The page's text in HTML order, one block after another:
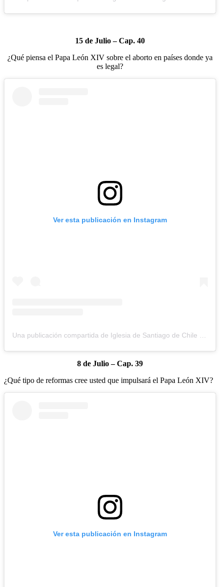
15 de Julio – Cap. 40
¿Qué piensa el Papa León XIV sobre el aborto en países donde ya
es legal?
Ver esta publicación en Instagram
8 de Julio – Cap. 39
¿Qué tipo de reformas cree usted que impulsará el Papa León XIV?
Ver esta publicación en Instagram